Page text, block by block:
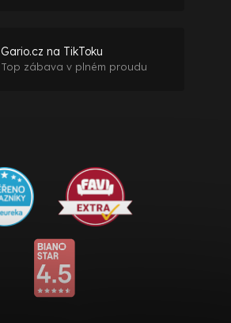
Gario.cz na TikToku
Top zábava v plném proudu